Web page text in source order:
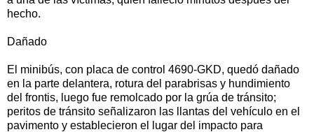
hecho.
Dañado
El minibús, con placa de control 4690-GKD, quedó dañado
en la parte delantera, rotura del parabrisas y hundimiento
del frontis, luego fue remolcado por la grúa de tránsito;
peritos de tránsito señalizaron las llantas del vehículo en el
pavimento y establecieron el lugar del impacto para